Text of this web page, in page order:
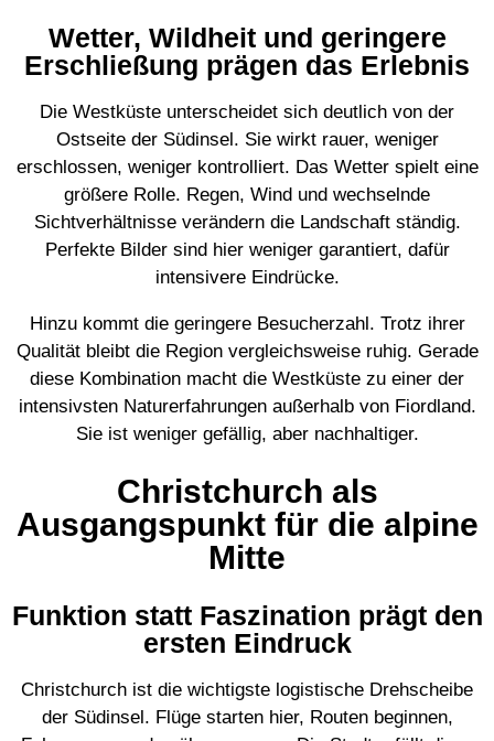
Wetter, Wildheit und geringere
Erschließung prägen das Erlebnis
Die Westküste unterscheidet sich deutlich von der
Ostseite der Südinsel. Sie wirkt rauer, weniger
erschlossen, weniger kontrolliert. Das Wetter spielt eine
größere Rolle. Regen, Wind und wechselnde
Sichtverhältnisse verändern die Landschaft ständig.
Perfekte Bilder sind hier weniger garantiert, dafür
intensivere Eindrücke.
Hinzu kommt die geringere Besucherzahl. Trotz ihrer
Qualität bleibt die Region vergleichsweise ruhig. Gerade
diese Kombination macht die Westküste zu einer der
intensivsten Naturerfahrungen außerhalb von Fiordland.
Sie ist weniger gefällig, aber nachhaltiger.
Christchurch als
Ausgangspunkt für die alpine
Mitte
Funktion statt Faszination prägt den
ersten Eindruck
Christchurch ist die wichtigste logistische Drehscheibe
der Südinsel. Flüge starten hier, Routen beginnen,